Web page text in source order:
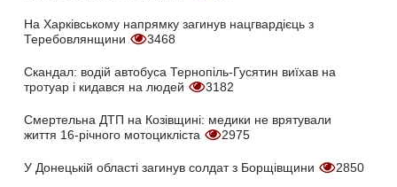
На Харківському напрямку загинув нацгвардієць з
Теребовлянщини
3468
Скандал: водій автобуса Тернопіль-Гусятин виїхав на
тротуар і кидався на людей
3182
Смертельна ДТП на Козівщині: медики не врятували
життя 16-річного мотоцикліста
2975
У Донецькій області загинув солдат з Борщівщини 2850